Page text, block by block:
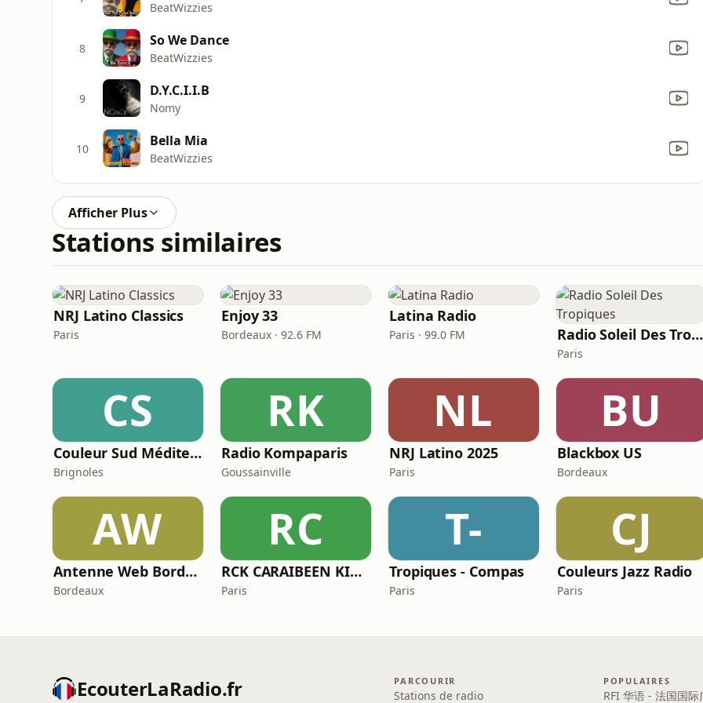
BeatWizzies
8 So We Dance
BeatWizzies
9 D.Y.C.I.I.B
Nomy
10 Bella Mia
BeatWizzies
Afficher Plus
Stations similaires
NRJ Latino Classics
Paris
Enjoy 33
Bordeaux · 92.6 FM
Latina Radio
Paris · 99.0 FM Radio Soleil Des Tropiques
Paris
CS
Couleur Sud Méditerranée
Brignoles
RK
Radio Kompaparis
Goussainville
NL
NRJ Latino 2025
Paris
BU
Blackbox US
Bordeaux
AW
Antenne Web Bordeaux
Bordeaux
RC
RCK CARAIBEEN KING 97 CK
Paris
T-
Tropiques - Compas
Paris
CJ
Couleurs Jazz Radio
Paris
EcouterLaRadio.fr PARCOURIR
Stations de radio
POPULAIRES
RFI 华语 - 法国国际